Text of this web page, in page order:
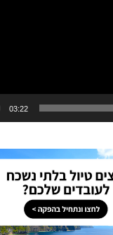
03:22